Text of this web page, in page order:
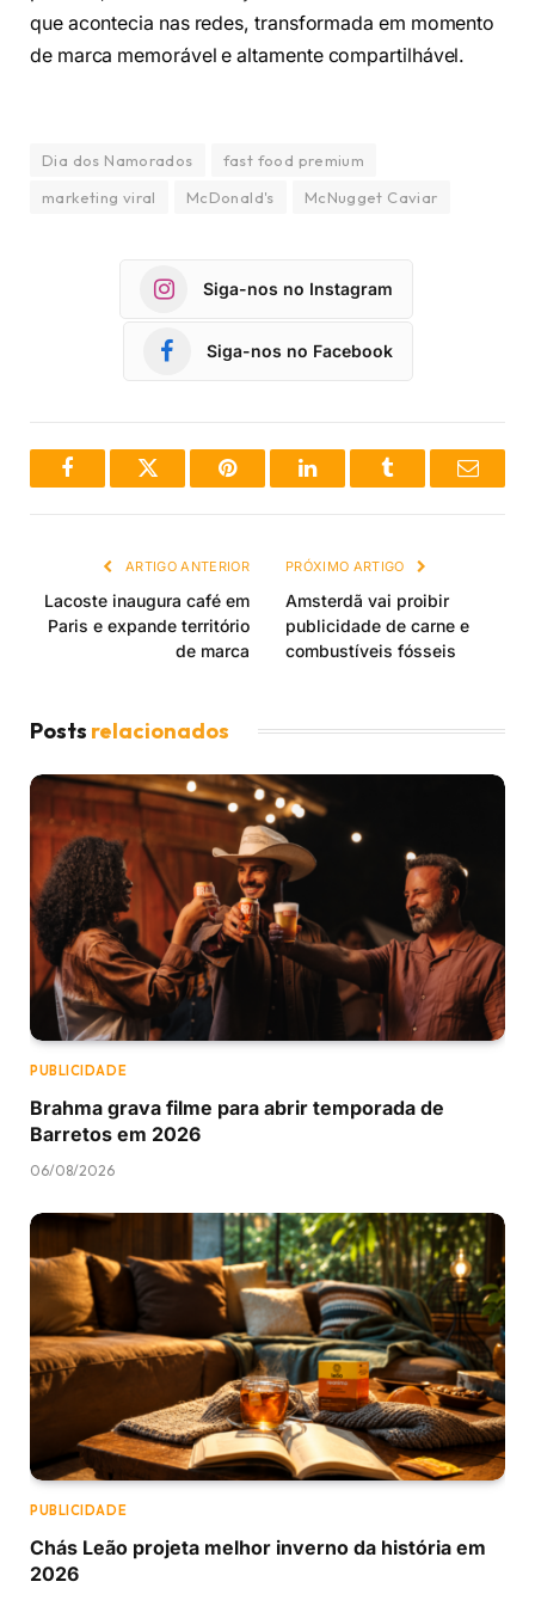
que acontecia nas redes, transformada em momento
de marca memorável e altamente compartilhável.
Dia dos Namorados
fast food premium
marketing viral
McDonald's McNugget Caviar
Siga-nos no Instagram
Siga-nos no Facebook
FacebookTwitter Pinterest LinkedInTumblr Email
ARTIGO ANTERIOR
Lacoste inaugura café em
Paris e expande território
de marca
PRÓXIMO ARTIGO
Amsterdã vai proibir
publicidade de carne e
combustíveis fósseis
Posts relacionados
PUBLICIDADE
Brahma grava filme para abrir temporada de
Barretos em 2026
06/08/2026
PUBLICIDADE
Chás Leão projeta melhor inverno da história em
2026